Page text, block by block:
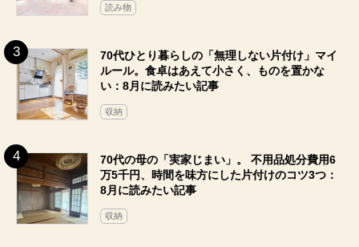
読み物
70代ひとり暮らしの「無理しない片付け」マイ
ルール。食卓はあえて小さく、ものを置かな
い：8月に読みたい記事
収納
70代の母の「実家じまい」。 不用品処分費用6
万5千円、時間を味方にした片付けのコツ3つ：
8月に読みたい記事
収納